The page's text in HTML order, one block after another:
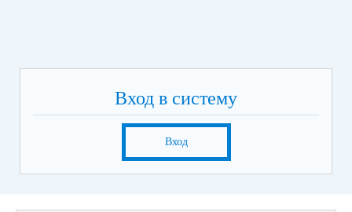
Вход в систему
Вход